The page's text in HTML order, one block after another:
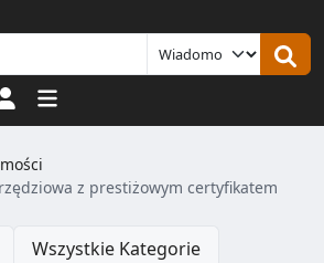
Logowanie
z prestiżowym certyfikatem
Wszystkie Kategorie